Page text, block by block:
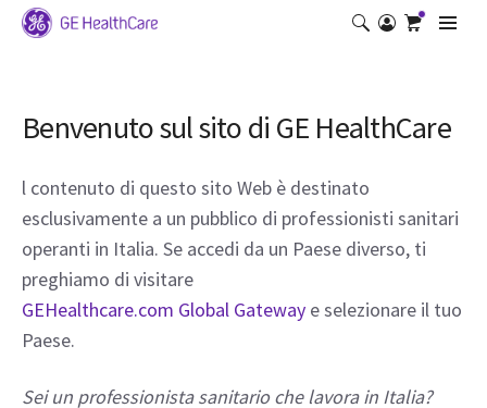
Benvenuto sul sito di GE HealthCare
l contenuto di questo sito Web è destinato
esclusivamente a un pubblico di professionisti sanitari
operanti in Italia. Se accedi da un Paese diverso, ti
preghiamo di visitare
GEHealthcare.com Global Gateway e selezionare il tuo
Paese.
Sei un professionista sanitario che lavora in Italia?